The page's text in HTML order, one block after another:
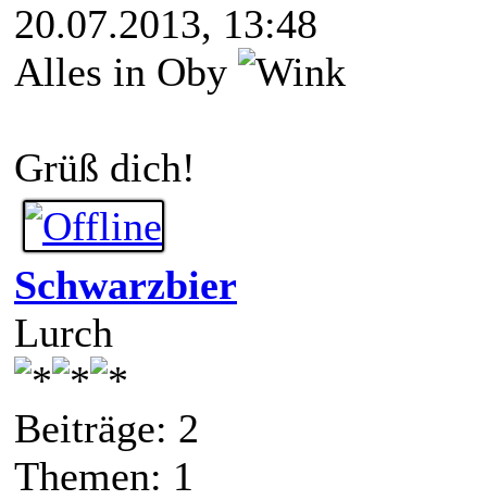
20.07.2013, 13:48
Alles in Oby
Grüß dich!
Schwarzbier
Lurch
Beiträge: 2
Themen: 1